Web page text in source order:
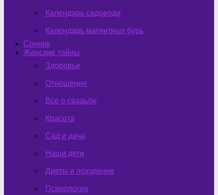
Календарь садовода
Календарь магнитных бурь
Сонник
Женские тайны
Здоровье
Отношения
Все о свадьбе
Красота
Сад и дача
Наши дети
Диеты и похудение
Психология